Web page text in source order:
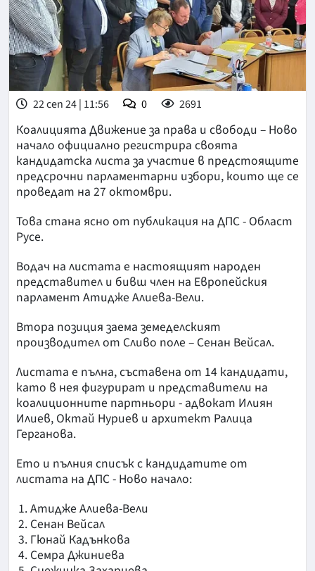
22 сеп 24 | 11:56 0 2691
Коалицията Движение за права и свободи – Ново
начало официално регистрира своята
кандидатска листа за участие в предстоящите
предсрочни парламентарни избори, които ще се
проведат на 27 октомври.
Това стана ясно от публикация на ДПС - Област
Русе.
Водач на листата е настоящият народен
представител и бивш член на Европейския
парламент Атидже Алиева-Вели.
Втора позиция заема земеделският
производител от Сливо поле – Сенан Вейсал.
Листата е пълна, съставена от 14 кандидати,
като в нея фигурират и представители на
коалиционните партньори - адвокат Илиян
Илиев, Октай Нуриев и архитект Ралица
Герганова.
Ето и пълния списък с кандидатите от
листата на ДПС - Ново начало:
Атидже Алиева-Вели
Сенан Вейсал
Гюнай Кадънкова
Семра Джиниева